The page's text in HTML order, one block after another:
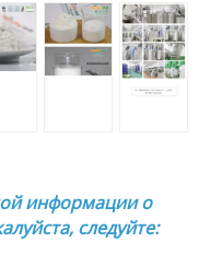
информации о
следуйте: